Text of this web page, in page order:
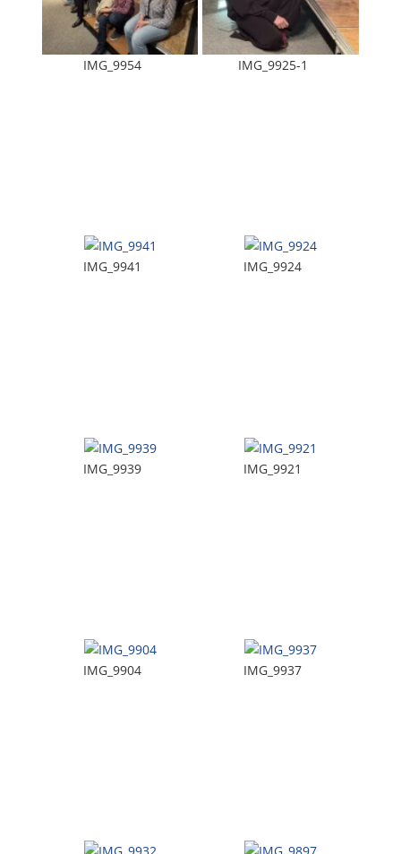
IMG_9954 IMG_9925-1
IMG_9941 IMG_9924
IMG_9939 IMG_9921
IMG_9904 IMG_9937